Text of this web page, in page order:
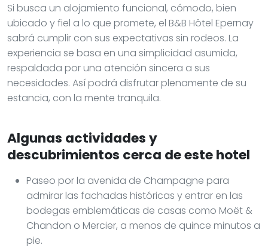
Si busca un alojamiento funcional, cómodo, bien
ubicado y fiel a lo que promete, el B&B Hôtel Epernay
sabrá cumplir con sus expectativas sin rodeos. La
experiencia se basa en una simplicidad asumida,
respaldada por una atención sincera a sus
necesidades. Así podrá disfrutar plenamente de su
estancia, con la mente tranquila.
Algunas actividades y
descubrimientos cerca de este hotel
Paseo por la avenida de Champagne para
admirar las fachadas históricas y entrar en las
bodegas emblemáticas de casas como Moët &
Chandon o Mercier, a menos de quince minutos a
pie.